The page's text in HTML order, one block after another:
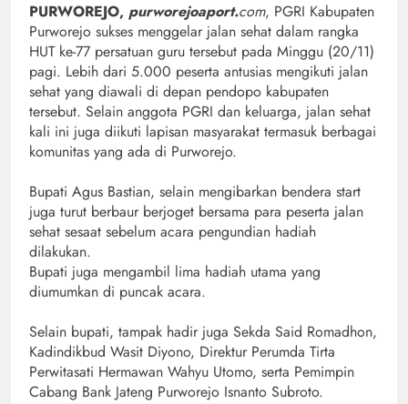
PURWOREJO, purworejoaport.com, PGRI Kabupaten
Purworejo sukses menggelar jalan sehat dalam rangka
HUT ke-77 persatuan guru tersebut pada Minggu (20/11)
pagi. Lebih dari 5.000 peserta antusias mengikuti jalan
sehat yang diawali di depan pendopo kabupaten
tersebut. Selain anggota PGRI dan keluarga, jalan sehat
kali ini juga diikuti lapisan masyarakat termasuk berbagai
komunitas yang ada di Purworejo.
Bupati Agus Bastian, selain mengibarkan bendera start
juga turut berbaur berjoget bersama para peserta jalan
sehat sesaat sebelum acara pengundian hadiah
dilakukan.
Bupati juga mengambil lima hadiah utama yang
diumumkan di puncak acara.
Selain bupati, tampak hadir juga Sekda Said Romadhon,
Kadindikbud Wasit Diyono, Direktur Perumda Tirta
Perwitasati Hermawan Wahyu Utomo, serta Pemimpin
Cabang Bank Jateng Purworejo Isnanto Subroto.